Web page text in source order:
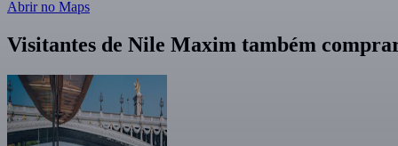
Abrir no Maps
Visitantes de Nile Maxim também